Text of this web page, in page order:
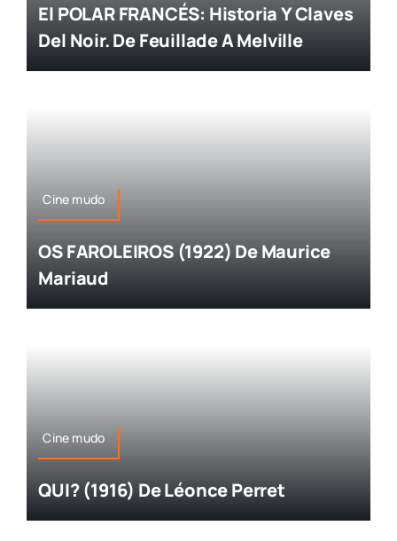
El POLAR FRANCÉS: Historia Y Claves
Del Noir. De Feuillade A Melville
Cine mudo
OS FAROLEIROS (1922) De Maurice
Mariaud
Cine mudo
QUI? (1916) De Léonce Perret